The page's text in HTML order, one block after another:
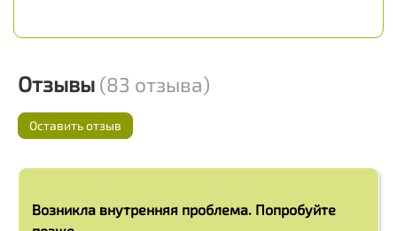
Отзывы (83 отзыва)
Оставить отзыв
Возникла внутренняя проблема. Попробуйте